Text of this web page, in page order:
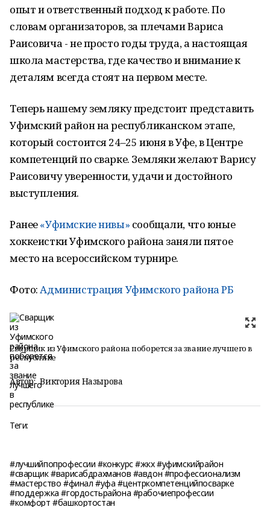
опыт и ответственный подход к работе. По
словам организаторов, за плечами Вариса
Раисовича - не просто годы труда, а настоящая
школа мастерства, где качество и внимание к
деталям всегда стоят на первом месте.
Теперь нашему земляку предстоит представить
Уфимский район на республиканском этапе,
который состоится 24–25 июня в Уфе, в Центре
компетенций по сварке. Земляки желают Варису
Раисовичу уверенности, удачи и достойного
выступления.
Ранее«Уфимские нивы» сообщали, что юные
хоккеистки Уфимского района заняли пятое
место на всероссийском турнире.
Фото:Администрация Уфимского района РБ
Сварщик из Уфимского района поборется за звание лучшего в
республике
Автор: Виктория Назырова
Теги:
#лучшийпопрофессии #конкурс #жкх #уфимскийрайон
#сварщик #варисабдрахманов #авдон #профессионализм
#мастерство #финал #уфа #центркомпетенцийпосварке
#поддержка #гордостьрайона #рабочиепрофессии
#комфорт #башкортостан